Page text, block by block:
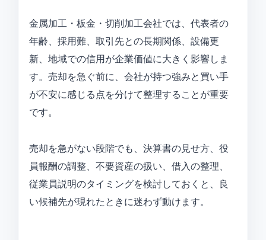
金属加工・板金・切削加工会社では、代表者の
年齢、採用難、取引先との長期関係、設備更
新、地域での信用が企業価値に大きく影響しま
す。売却を急ぐ前に、会社が持つ強みと買い手
が不安に感じる点を分けて整理することが重要
です。
売却を急がない段階でも、決算書の見せ方、役
員報酬の調整、不要資産の扱い、借入の整理、
従業員説明のタイミングを検討しておくと、良
い候補先が現れたときに迷わず動けます。